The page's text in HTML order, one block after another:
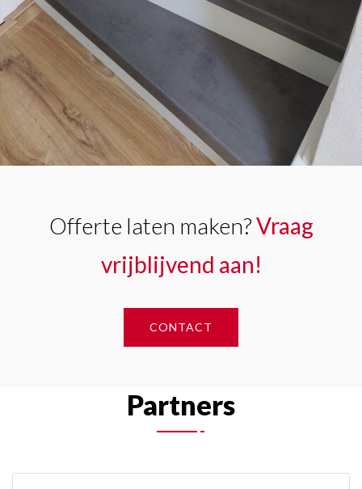
Offerte laten maken?Vraag
vrijblijvend aan!
CONTACT
Partners